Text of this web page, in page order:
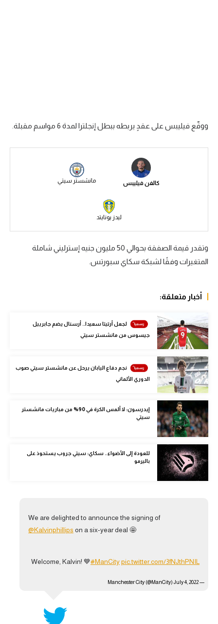
سعودي في الجول
رياضات أخرى
أمم إفريقيا
كرة طائرة
الوطن العربي
في المونديال
رياضة نسائية
آسيا
أمريكا
ركن الألعاب
أقسام خاصة
ووقّع فيليبس على عقدٍ يربطه ببطل إنجلترا لمدة 6 مواسم مقبلة.
كالفن فيليبس مانشستر سيتي
ليدز يونايتد
وتقدر قيمة الصفقة بحوالي 50 مليون جنيه إسترليني شاملة
المتغيرات وفقًا لشبكة سكاي سبورتس.
أخبار متعلقة:
لجعل أرتيتا سعيدا.. أرسنال يضم جابرييل
جيسوس من مانشستر سيتي
نجم دفاع اليابان يرحل عن مانشستر سيتي صوب
الدوري الألماني
إيدرسون: لا ألمس الكرة في 90% من مباريات مانشستر
سيتي
للعودة إلى الأضواء.. سكاي: سيتي جروب يستحوذ على
باليرمو
We are delighted to announce the signing of
@Kalvinphillips on a six-year deal 🤩
Welcome, Kalvin! 💙#ManCitypic.twitter.com/3fNJthPNIL
— Manchester City (@ManCity)
July 4, 2022